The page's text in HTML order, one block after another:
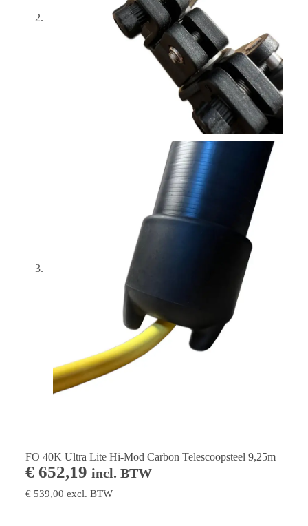
FO 40K Ultra Lite Hi-Mod Carbon Telescoopsteel 9,25m
€652,19 incl. BTW
€539,00 excl. BTW